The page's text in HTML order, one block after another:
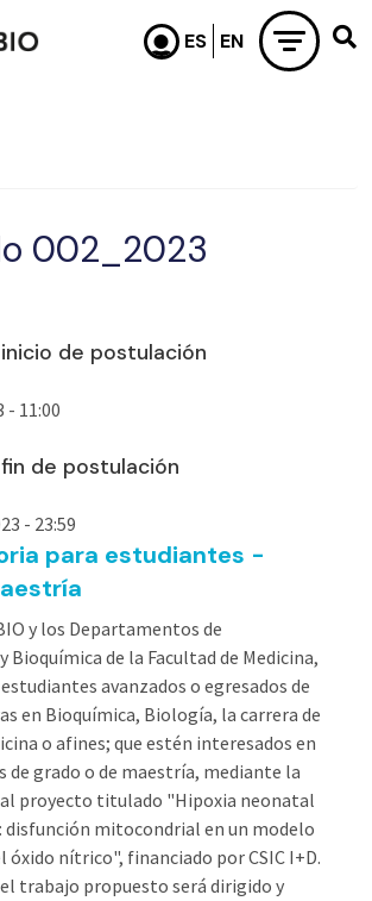
Pasar al contenido principal
002_2023
de postulación
- 11:00
de postulación
- 23:59
para estudiantes -
y los Departamentos de
Bioquímica de la Facultad de Medicina,
avanzados o egresados de
en Bioquímica, Biología, la carrera de
o afines; que estén interesados en
de grado o de maestría, mediante la
proyecto titulado "Hipoxia neonatal
disfunción mitocondrial en un modelo
óxido nítrico", financiado por CSIC I+D.
trabajo propuesto será dirigido y